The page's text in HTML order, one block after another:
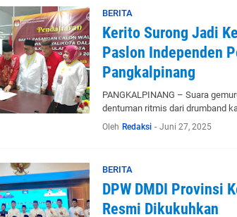
BERITA
Kerito Surong Jadi
Paslon Independen
Pangkalpinang
PANGKALPINANG – Suara
dentuman ritmis dari drumband
Oleh Redaksi - Juni 27, 2025
BERITA
DPW DMDI Provinsi
Resmi Dikukuhkan